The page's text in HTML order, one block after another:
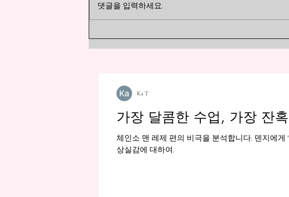
「맨주먹 최강」 랭킹
니다! 특수 능력 없이 순수한 「맨
주먹 싸움(스테고로)」 으로 싸운
운터」 입니다. 현실적인 싸움 기
대로는 물리적으로 힘들지
모 일행
화계 최
댓글을 입력하세요.
가장 달콤한 수업, 가장 잔
체인소 맨 레제 편의 비극을 분석합니다. 덴지에
상실감에 대하여.
Ka T